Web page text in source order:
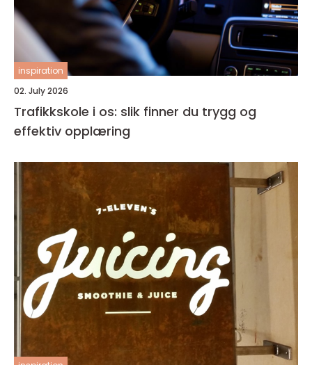
inspiration
02. July 2026
Trafikkskole i os: slik finner du trygg og
effektiv opplæring